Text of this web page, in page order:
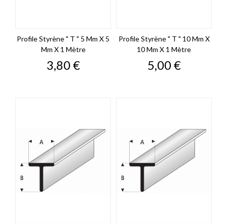
Profile Styrène " T " 5 Mm X 5
Mm X 1 Mètre
Prix
3,80 €
Profile Styrène " T " 10 Mm X
10 Mm X 1 Mètre
Prix
5,00 €